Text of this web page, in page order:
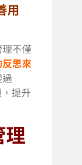
用
不僅
思來
提升
理